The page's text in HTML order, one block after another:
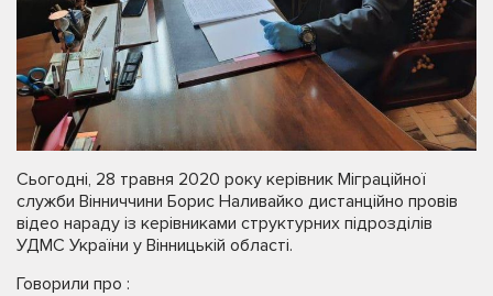
Сьогодні, 28 травня 2020 року керівник Міграційної
служби Вінниччини Борис Наливайко дистанційно провів
відео нараду із керівниками структурних підрозділів
УДМС України у Вінницькій області.
Говорили про :